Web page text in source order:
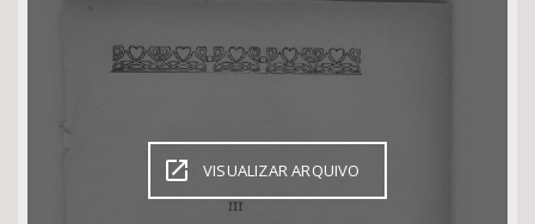
VISUALIZAR ARQUIVO